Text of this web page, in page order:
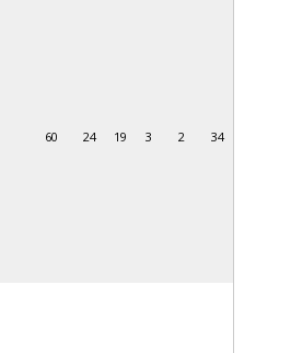
60 24 19 3 2 34